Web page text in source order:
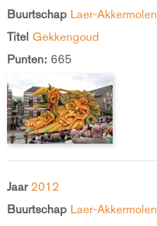
Buurtschap Laer-Akkermolen
Titel Gekkengoud
Punten: 665
Jaar 2012
Buurtschap Laer-Akkermolen